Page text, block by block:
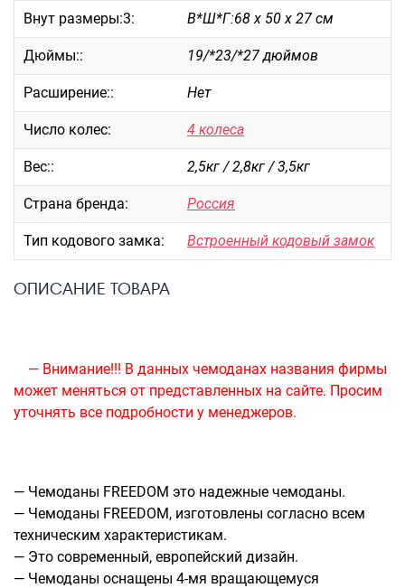
Бьюти-кейсы
Сумки
Сумки колесные
Сумки спортивные
Сумки деловые
Сумки поясные
Сумки пляжные
Сумки для ноутбуков
Сумки-рюкзаки на колёсах
Рюкзаки городские
Рюкзаки школьные
Рюкзаки подростковые
Рюкзаки туристические
Рюкзаки для охоты-рыбалки
Рюкзаки на колесах
ШОППЕРЫ
Внут размеры:3: В*Ш*Г:68 х 50 х 27 см
Дюймы:: 19/*23/*27 дюймов
Расширение:: Нет
Число колес: 4 колеса
Вес:: 2,5кг / 2,8кг / 3,5кг
Страна бренда: Россия
Тип кодового замка: Встроенный кодовый замок
ОПИСАНИЕ ТОВАРА
— Внимание!!! В данных чемоданах названия фирмы
может меняться от представленных на сайте. Просим
уточнять все подробности у менеджеров.
— Чемоданы FREEDOM это надежные чемоданы.
— Чемоданы FREEDOM, изготовлены согласно всем
техническим характеристикам.
— Это современный, европейский дизайн.
— Чемоданы оснащены 4-мя вращающемуся